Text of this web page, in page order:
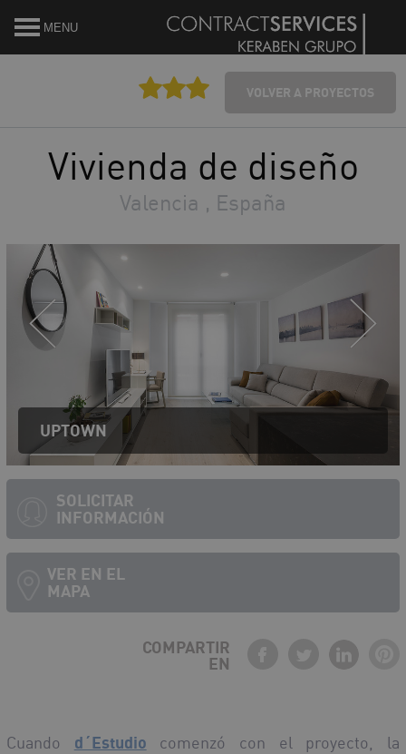
MENU
VOLVER A PROYECTOS
Vivienda de diseño
Valencia , España
SOLICITAR
INFORMACIÓN
VER EN EL
MAPA
UPTOWN
COMPARTIR
EN
Cuando d´Estudio comenzó con el proyecto, la